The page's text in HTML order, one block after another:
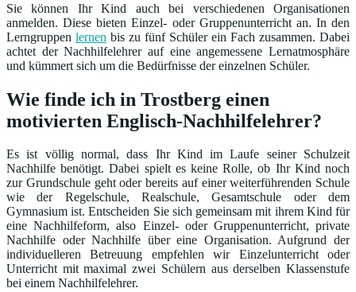
Sie können Ihr Kind auch bei verschiedenen Organisationen
anmelden. Diese bieten Einzel- oder Gruppenunterricht an. In den
Lerngruppen lernen bis zu fünf Schüler ein Fach zusammen. Dabei
achtet der Nachhilfelehrer auf eine angemessene Lernatmosphäre
und kümmert sich um die Bedürfnisse der einzelnen Schüler.
Wie finde ich in Trostberg einen
motivierten Englisch-Nachhilfelehrer?
Es ist völlig normal, dass Ihr Kind im Laufe seiner Schulzeit
Nachhilfe benötigt. Dabei spielt es keine Rolle, ob Ihr Kind noch
zur Grundschule geht oder bereits auf einer weiterführenden Schule
wie der Regelschule, Realschule, Gesamtschule oder dem
Gymnasium ist. Entscheiden Sie sich gemeinsam mit ihrem Kind für
eine Nachhilfeform, also Einzel- oder Gruppenunterricht, private
Nachhilfe oder Nachhilfe über eine Organisation. Aufgrund der
individuelleren Betreuung empfehlen wir Einzelunterricht oder
Unterricht mit maximal zwei Schülern aus derselben Klassenstufe
bei einem Nachhilfelehrer.